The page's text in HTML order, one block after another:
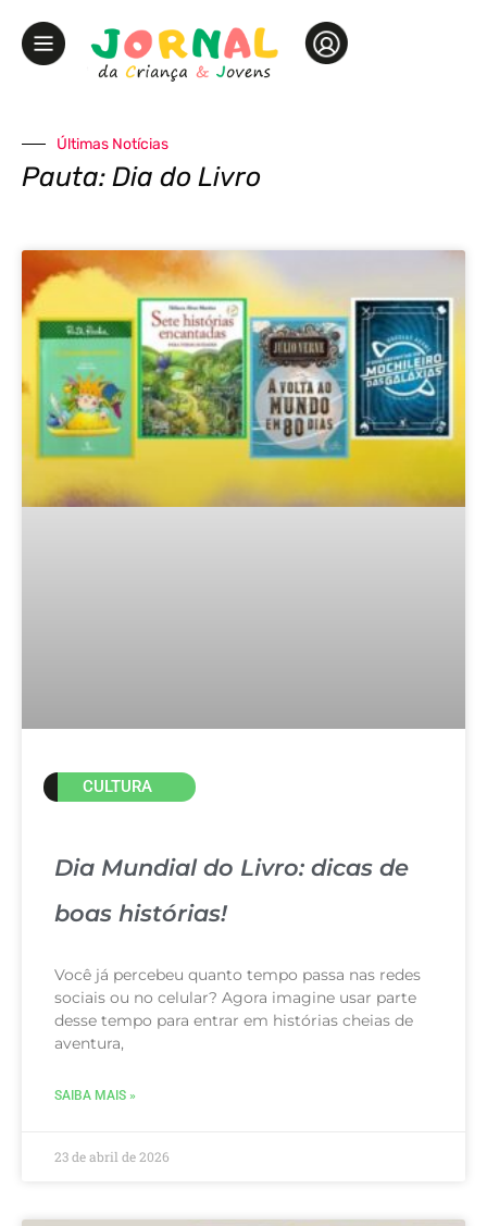
Últimas Notícias
Pauta: Dia do Livro
CULTURA
Dia Mundial do Livro: dicas de
boas histórias!
Você já percebeu quanto tempo passa nas redes
sociais ou no celular? Agora imagine usar parte
desse tempo para entrar em histórias cheias de
aventura,
SAIBA MAIS »
23 de abril de 2026